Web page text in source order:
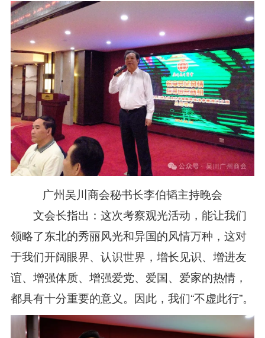
广州吴川商会秘书长李伯韬主持晚会
文会长指出：这次考察观光活动，能让我们
领略了东北的秀丽风光和异国的风情万种，这对
于我们开阔眼界、认识世界，增长见识、增进友
谊、增强体质、增强爱党、爱国、爱家的热情，
都具有十分重要的意义。因此，我们“不虚此行”。